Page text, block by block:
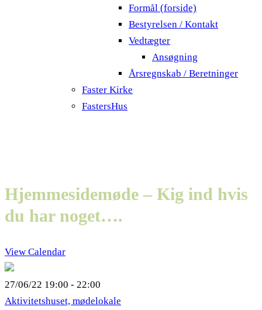
Formål (forside)
Bestyrelsen / Kontakt
Vedtægter
Ansøgning
Årsregnskab / Beretninger
Faster Kirke
FastersHus
Hjemmesidemøde – Kig ind hvis
du har noget….
View Calendar
27/06/22 19:00 - 22:00
Aktivitetshuset, mødelokale